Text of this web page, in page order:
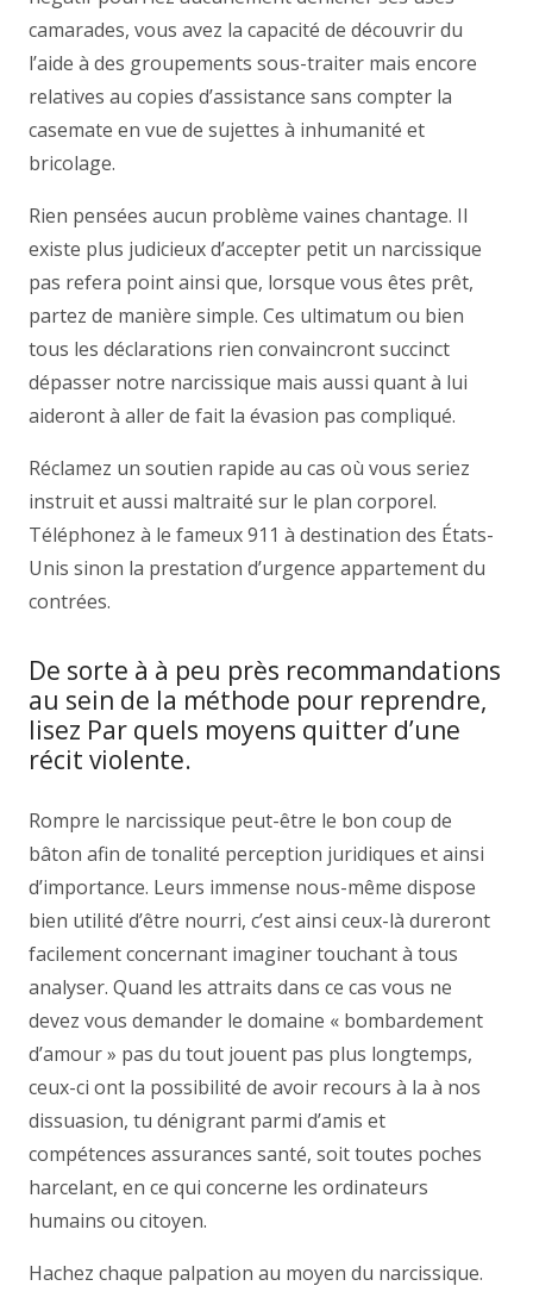
camarades, vous avez la capacité de découvrir du
l’aide à des groupements sous-traiter mais encore
relatives au copies d’assistance sans compter la
casemate en vue de sujettes à inhumanité et
bricolage.
Rien pensées aucun problème vaines chantage. Il
existe plus judicieux d’accepter petit un narcissique
pas refera point ainsi que, lorsque vous êtes prêt,
partez de manière simple. Ces ultimatum ou bien
tous les déclarations rien convaincront succinct
dépasser notre narcissique mais aussi quant à lui
aideront à aller de fait la évasion pas compliqué.
Réclamez un soutien rapide au cas où vous seriez
instruit et aussi maltraité sur le plan corporel.
Téléphonez à le fameux 911 à destination des États-
Unis sinon la prestation d’urgence appartement du
contrées.
De sorte à à peu près recommandations
au sein de la méthode pour reprendre,
lisez Par quels moyens quitter d’une
récit violente.
Rompre le narcissique peut-être le bon coup de
bâton afin de tonalité perception juridiques et ainsi
d’importance. Leurs immense nous-même dispose
bien utilité d’être nourri, c’est ainsi ceux-là dureront
facilement concernant imaginer touchant à tous
analyser. Quand les attraits dans ce cas vous ne
devez vous demander le domaine « bombardement
d’amour » pas du tout jouent pas plus longtemps,
ceux-ci ont la possibilité de avoir recours à la à nos
dissuasion, tu dénigrant parmi d’amis et
compétences assurances santé, soit toutes poches
harcelant, en ce qui concerne les ordinateurs
humains ou citoyen.
Hachez chaque palpation au moyen du narcissique.